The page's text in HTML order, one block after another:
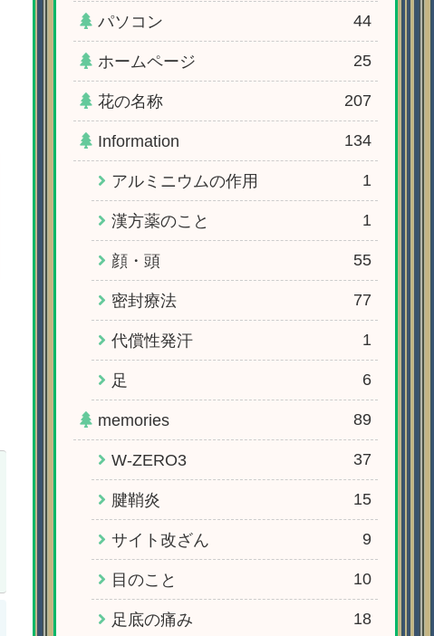
パソコン 44
ホームページ 25
花の名称 207
Information 134
アルミニウムの作用 1
漢方薬のこと 1
顔・頭 55
密封療法 77
代償性発汗 1
足 6
memories 89
W-ZERO3 37
腱鞘炎 15
サイト改ざん 9
目のこと 10
足底の痛み 18